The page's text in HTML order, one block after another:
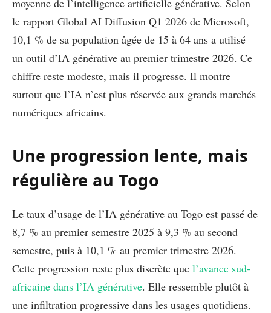
moyenne de l’intelligence artificielle générative. Selon
le rapport Global AI Diffusion Q1 2026 de Microsoft,
10,1 % de sa population âgée de 15 à 64 ans a utilisé
un outil d’IA générative au premier trimestre 2026. Ce
chiffre reste modeste, mais il progresse. Il montre
surtout que l’IA n’est plus réservée aux grands marchés
numériques africains.
Une progression lente, mais
régulière au Togo
Le taux d’usage de l’IA générative au Togo est passé de
8,7 % au premier semestre 2025 à 9,3 % au second
semestre, puis à 10,1 % au premier trimestre 2026.
Cette progression reste plus discrète que l’avance sud-
africaine dans l’IA générative. Elle ressemble plutôt à
une infiltration progressive dans les usages quotidiens.